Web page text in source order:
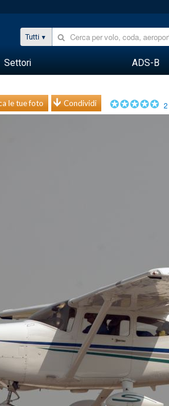
Tutti
Settori ADS-B
le tue foto Condividi 2